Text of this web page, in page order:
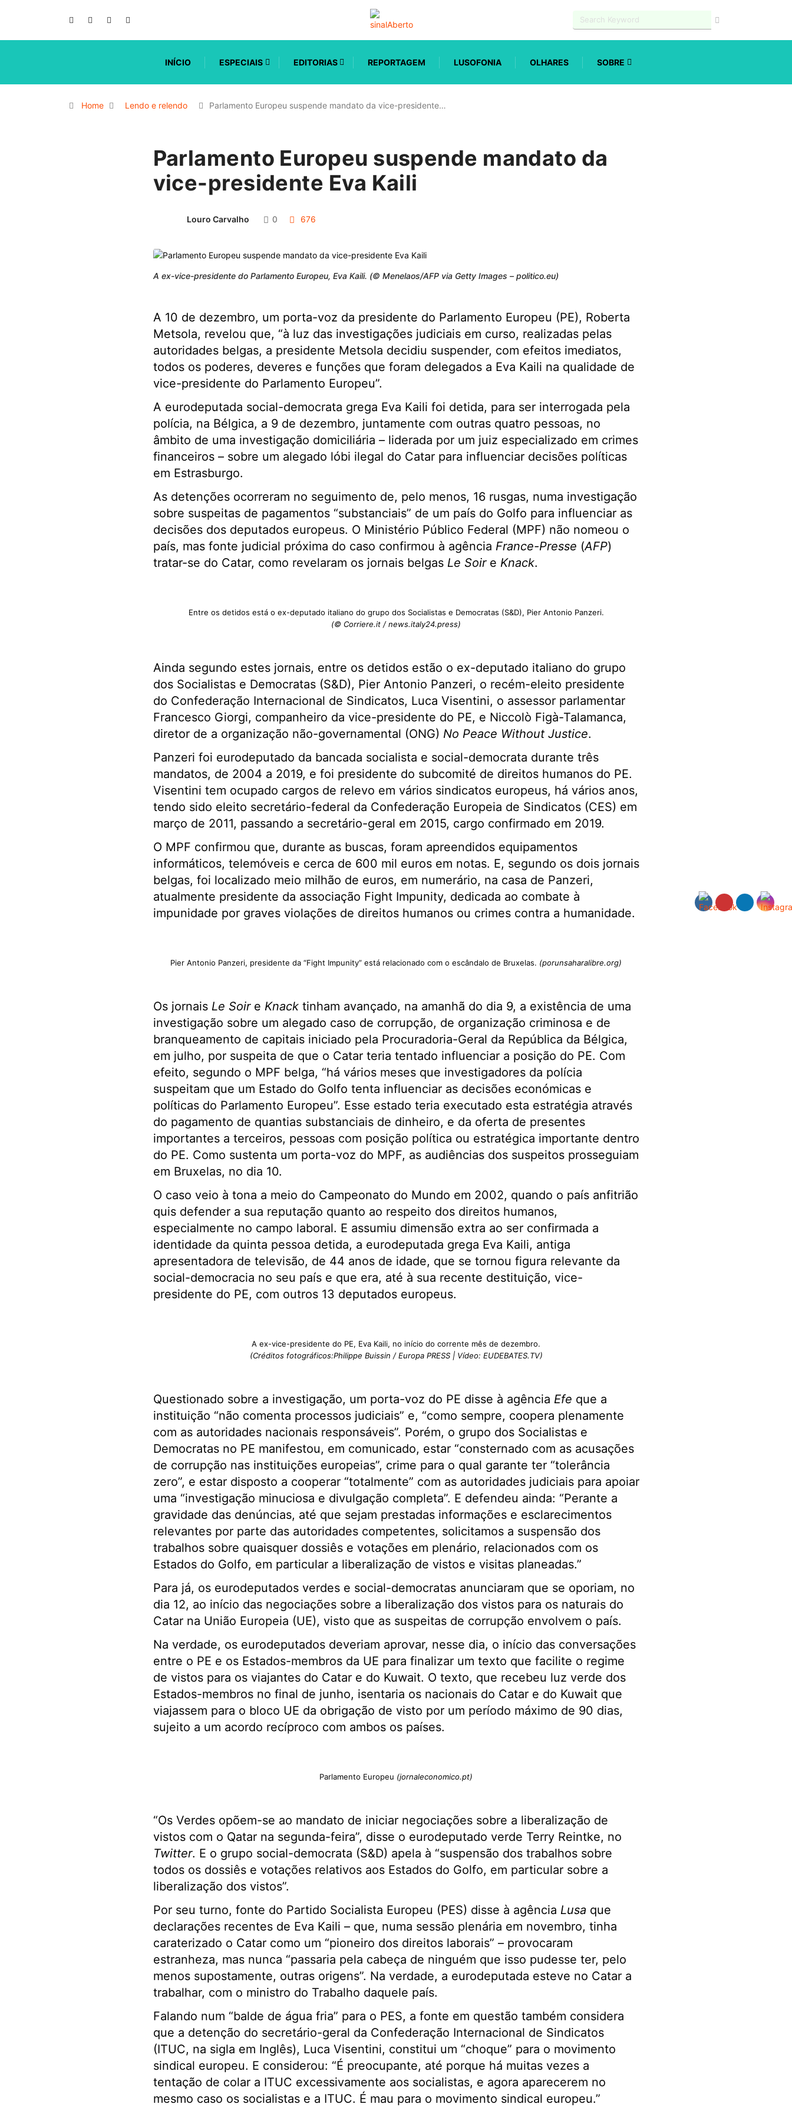
INÍCIO ESPECIAIS EDITORIAS REPORTAGEM LUSOFONIA OLHARES SOBRE
Home Lendo e relendo Parlamento Europeu suspende mandato da vice-presidente…
Parlamento Europeu suspende mandato da
vice-presidente Eva Kaili
Louro Carvalho 0 676
A ex-vice-presidente do Parlamento Europeu, Eva Kaili. (© Menelaos/AFP via Getty Images – politico.eu)
A 10 de dezembro, um porta-voz da presidente do Parlamento Europeu (PE), Roberta
Metsola, revelou que, “à luz das investigações judiciais em curso, realizadas pelas
autoridades belgas, a presidente Metsola decidiu suspender, com efeitos imediatos,
todos os poderes, deveres e funções que foram delegados a Eva Kaili na qualidade de
vice-presidente do Parlamento Europeu”.
A eurodeputada social-democrata grega Eva Kaili foi detida, para ser interrogada pela
polícia, na Bélgica, a 9 de dezembro, juntamente com outras quatro pessoas, no
âmbito de uma investigação domiciliária – liderada por um juiz especializado em crimes
financeiros – sobre um alegado lóbi ilegal do Catar para influenciar decisões políticas
em Estrasburgo.
As detenções ocorreram no seguimento de, pelo menos, 16 rusgas, numa investigação
sobre suspeitas de pagamentos “substanciais” de um país do Golfo para influenciar as
decisões dos deputados europeus. O Ministério Público Federal (MPF) não nomeou o
país, mas fonte judicial próxima do caso confirmou à agência France-Presse (AFP)
tratar-se do Catar, como revelaram os jornais belgas Le Soire Knack.
Entre os detidos está o ex-deputado italiano do grupo dos Socialistas e Democratas (S&D), Pier Antonio Panzeri.
(© Corriere.it / news.italy24.press)
Ainda segundo estes jornais, entre os detidos estão o ex-deputado italiano do grupo
dos Socialistas e Democratas (S&D), Pier Antonio Panzeri, o recém-eleito presidente
do Confederação Internacional de Sindicatos, Luca Visentini, o assessor parlamentar
Francesco Giorgi, companheiro da vice-presidente do PE, e Niccolò Figà-Talamanca,
diretor de a organização não-governamental (ONG) No Peace Without Justice.
Panzeri foi eurodeputado da bancada socialista e social-democrata durante três
mandatos, de 2004 a 2019, e foi presidente do subcomité de direitos humanos do PE.
Visentini tem ocupado cargos de relevo em vários sindicatos europeus, há vários anos,
tendo sido eleito secretário-federal da Confederação Europeia de Sindicatos (CES) em
março de 2011, passando a secretário-geral em 2015, cargo confirmado em 2019.
O MPF confirmou que, durante as buscas, foram apreendidos equipamentos
informáticos, telemóveis e cerca de 600 mil euros em notas. E, segundo os dois jornais
belgas, foi localizado meio milhão de euros, em numerário, na casa de Panzeri,
atualmente presidente da associação Fight Impunity, dedicada ao combate à
impunidade por graves violações de direitos humanos ou crimes contra a humanidade.
Pier Antonio Panzeri, presidente da “Fight Impunity” está relacionado com o escândalo de Bruxelas. (porunsaharalibre.org)
Os jornais Le Soire Knacktinham avançado, na amanhã do dia 9, a existência de uma
investigação sobre um alegado caso de corrupção, de organização criminosa e de
branqueamento de capitais iniciado pela Procuradoria-Geral da República da Bélgica,
em julho, por suspeita de que o Catar teria tentado influenciar a posição do PE. Com
efeito, segundo o MPF belga, “há vários meses que investigadores da polícia
suspeitam que um Estado do Golfo tenta influenciar as decisões económicas e
políticas do Parlamento Europeu”. Esse estado teria executado esta estratégia através
do pagamento de quantias substanciais de dinheiro, e da oferta de presentes
importantes a terceiros, pessoas com posição política ou estratégica importante dentro
do PE. Como sustenta um porta-voz do MPF, as audiências dos suspeitos prosseguiam
em Bruxelas, no dia 10.
O caso veio à tona a meio do Campeonato do Mundo em 2002, quando o país anfitrião
quis defender a sua reputação quanto ao respeito dos direitos humanos,
especialmente no campo laboral. E assumiu dimensão extra ao ser confirmada a
identidade da quinta pessoa detida, a eurodeputada grega Eva Kaili, antiga
apresentadora de televisão, de 44 anos de idade, que se tornou figura relevante da
social-democracia no seu país e que era, até à sua recente destituição, vice-
presidente do PE, com outros 13 deputados europeus.
A ex-vice-presidente do PE, Eva Kaili, no início do corrente mês de dezembro.
(Créditos fotográficos:Philippe Buissin / Europa PRESS | Vídeo: EUDEBATES.TV)
Questionado sobre a investigação, um porta-voz do PE disse à agência Efe que a
instituição “não comenta processos judiciais” e, “como sempre, coopera plenamente
com as autoridades nacionais responsáveis”. Porém, o grupo dos Socialistas e
Democratas no PE manifestou, em comunicado, estar “consternado com as acusações
de corrupção nas instituições europeias”, crime para o qual garante ter “tolerância
zero”, e estar disposto a cooperar “totalmente” com as autoridades judiciais para apoiar
uma “investigação minuciosa e divulgação completa”. E defendeu ainda: “Perante a
gravidade das denúncias, até que sejam prestadas informações e esclarecimentos
relevantes por parte das autoridades competentes, solicitamos a suspensão dos
trabalhos sobre quaisquer dossiês e votações em plenário, relacionados com os
Estados do Golfo, em particular a liberalização de vistos e visitas planeadas.”
Para já, os eurodeputados verdes e social-democratas anunciaram que se oporiam, no
dia 12, ao início das negociações sobre a liberalização dos vistos para os naturais do
Catar na União Europeia (UE), visto que as suspeitas de corrupção envolvem o país.
Na verdade, os eurodeputados deveriam aprovar, nesse dia, o início das conversações
entre o PE e os Estados-membros da UE para finalizar um texto que facilite o regime
de vistos para os viajantes do Catar e do Kuwait. O texto, que recebeu luz verde dos
Estados-membros no final de junho, isentaria os nacionais do Catar e do Kuwait que
viajassem para o bloco UE da obrigação de visto por um período máximo de 90 dias,
sujeito a um acordo recíproco com ambos os países.
Parlamento Europeu (jornaleconomico.pt)
“Os Verdes opõem-se ao mandato de iniciar negociações sobre a liberalização de
vistos com o Qatar na segunda-feira”, disse o eurodeputado verde Terry Reintke, no
Twitter. E o grupo social-democrata (S&D) apela à “suspensão dos trabalhos sobre
todos os dossiês e votações relativos aos Estados do Golfo, em particular sobre a
liberalização dos vistos”.
Por seu turno, fonte do Partido Socialista Europeu (PES) disse à agência Lusa que
declarações recentes de Eva Kaili – que, numa sessão plenária em novembro, tinha
caraterizado o Catar como um “pioneiro dos direitos laborais” – provocaram
estranheza, mas nunca “passaria pela cabeça de ninguém que isso pudesse ter, pelo
menos supostamente, outras origens”. Na verdade, a eurodeputada esteve no Catar a
trabalhar, com o ministro do Trabalho daquele país.
Falando num “balde de água fria” para o PES, a fonte em questão também considera
que a detenção do secretário-geral da Confederação Internacional de Sindicatos
(ITUC, na sigla em Inglês), Luca Visentini, constitui um “choque” para o movimento
sindical europeu. E considerou: “É preocupante, até porque há muitas vezes a
tentação de colar a ITUC excessivamente aos socialistas, e agora aparecerem no
mesmo caso os socialistas e a ITUC. É mau para o movimento sindical europeu.”